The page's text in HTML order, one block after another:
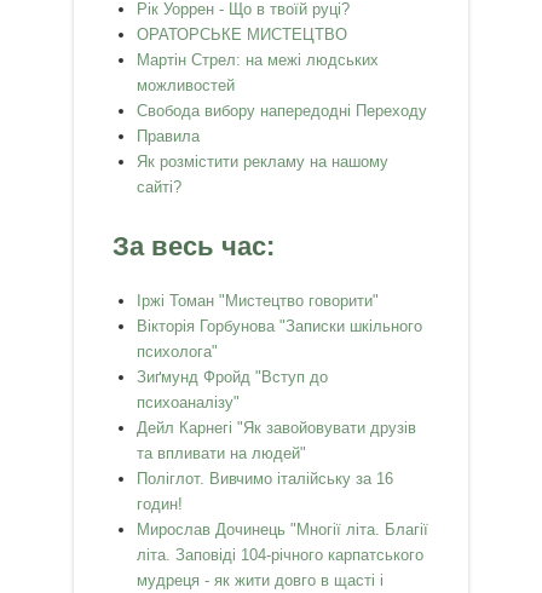
Рік Уоррен - Що в твоїй руці?
ОРАТОРСЬКЕ МИСТЕЦТВО
Мартін Стрел: на межі людських
можливостей
Свобода вибору напередодні Переходу
Правила
Як розмістити рекламу на нашому
сайті?
За весь час:
Іржі Томан "Мистецтво говорити"
Вікторія Горбунова "Записки шкільного
психолога"
Зиґмунд Фройд "Вступ до
психоаналізу"
Дейл Карнегі "Як завойовувати друзів
та впливати на людей"
Поліглот. Вивчимо італійську за 16
годин!
Мирослав Дочинець "Многії літа. Благії
літа. Заповіді 104-річного карпатського
мудреця - як жити довго в щасті і